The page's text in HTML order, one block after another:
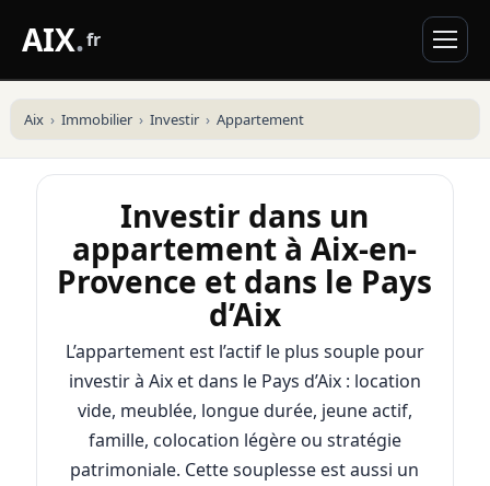
AIX.fr
Aix Immobilier Investir Appartement
Investir dans un
appartement à Aix-en-
Provence et dans le Pays
d’Aix
L’appartement est l’actif le plus souple pour
investir à Aix et dans le Pays d’Aix : location
vide, meublée, longue durée, jeune actif,
famille, colocation légère ou stratégie
patrimoniale. Cette souplesse est aussi un